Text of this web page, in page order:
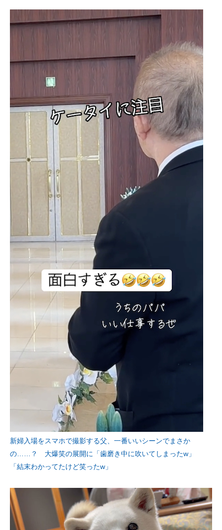
新婦入場をスマホで撮影する父、一番いいシーンでまさか
の……？ 大爆笑の展開に「歯磨き中に吹いてしまったw」
「結末わかってたけど笑ったw」